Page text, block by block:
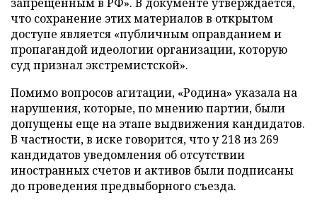
что сохранение этих материалов в открытом
доступе является «публичным оправданием и
пропагандой идеологии организации, которую
суд признал экстремистской».
Помимо вопросов агитации, «Родина» указала на
нарушения, которые, по мнению партии, были
допущены еще на этапе выдвижения кандидатов.
В частности, в иске говорится, что у 218 из 269
кандидатов уведомления об отсутствии
иностранных счетов и активов были подписаны
до проведения предвыборного съезда.